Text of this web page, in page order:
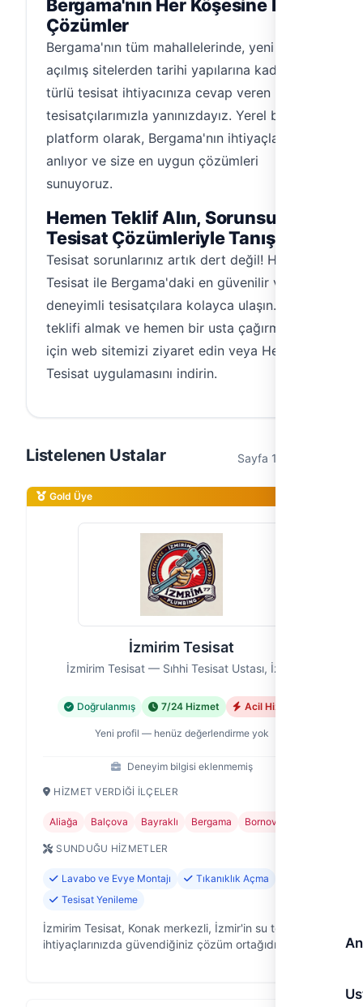
Bergama'nın Her Köşesine Hızlı
Çözümler
Bergama'nın tüm mahallelerinde, yeni
açılmış sitelerden tarihi yapılarına kadar her
türlü tesisat ihtiyacınıza cevap veren uzman
tesisatçılarımızla yanınızdayız. Yerel bir
platform olarak, Bergama'nın ihtiyaçlarını iyi
anlıyor ve size en uygun çözümleri
sunuyoruz.
Hemen Teklif Alın, Sorunsuz
Tesisat Çözümleriyle Tanışın!
Tesisat sorunlarınız artık dert değil! Hemen
Tesisat ile Bergama'daki en güvenilir ve
deneyimli tesisatçılara kolayca ulaşın. Fiyat
teklifi almak ve hemen bir usta çağırmak
için web sitemizi ziyaret edin veya Hemen
Tesisat uygulamasını indirin.
Listelenen Ustalar Sayfa 1 / 1 (2 usta)
Gold Üye
İzmirim Tesisat
İzmirim Tesisat — Sıhhi Tesisat Ustası, İzmir
Doğrulanmış 7/24 Hizmet Acil Hizmet
Yeni profil — henüz değerlendirme yok
Deneyim bilgisi eklenmemiş
HIZMET VERDIĞI İLÇELER
Aliağa Balçova Bayraklı Bergama Bornova
SUNDUĞU HIZMETLER
Lavabo ve Evye Montajı
Tıkanıklık Açma
Tesisat Yenileme
İzmirim Tesisat, Konak merkezli, İzmir'in su tesisat
ihtiyaçlarınızda güvendiğiniz çözüm ortağıdır.